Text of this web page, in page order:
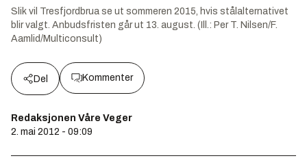
Slik vil Tresfjordbrua se ut sommeren 2015, hvis stålalternativet
blir valgt. Anbudsfristen går ut 13. august. (Ill.: Per T. Nilsen/F.
Aamlid/Multiconsult)
Del Kommenter
Redaksjonen Våre Veger
2. mai 2012 - 09:09